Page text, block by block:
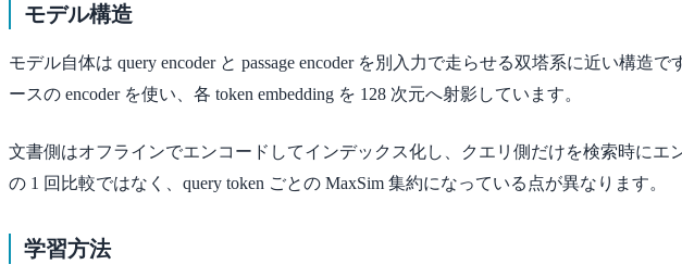
モデル構造
モデル自体は query encoder と passage encoder を別入力で走らせる双塔系に近い構
ースの encoder を使い、各 token embedding を 128 次元へ射影しています。
文書側はオフラインでエンコードしてインデックス化し、クエリ側だけを検索時にエ
の 1 回比較ではなく、query token ごとの MaxSim 集約になっている点が異なります。
学習方法